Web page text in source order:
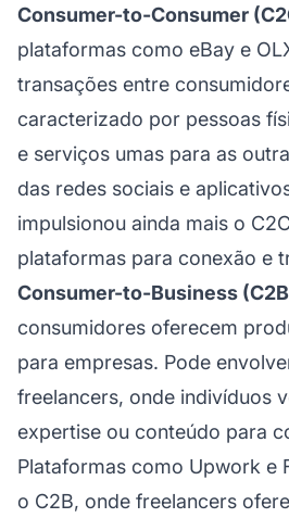
Consumer-to-Consumer
plataformas como eBay e
transações entre
caracterizado por pessoas
e serviços umas para as
das redes sociais e
impulsionou ainda mais o
plataformas para conexão e
Consumer-to-Business
consumidores oferecem
para empresas. Pode
freelancers, onde indivíduos
expertise ou conteúdo para
Plataformas como Upwork e
o C2B, onde freelancers